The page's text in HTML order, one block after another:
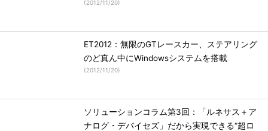
(2012/11/20)
ET2012：無限のGTレースカー、ステアリング
のど真ん中にWindowsシステムを搭載
(2012/11/20)
ソリューションコラム第3回：「ルネサス＋ア
ナログ・デバイセズ」だから実現できる“超ロ